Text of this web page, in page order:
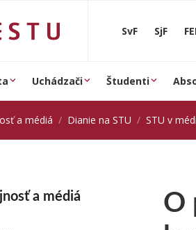
SvF SjF
Uchádzači Študenti
a médiá Dianie na STU STU v
a médiá
O